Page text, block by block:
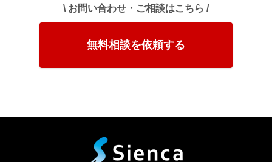
\ お問い合わせ・ご相談はこちら /
無料相談を依頼する